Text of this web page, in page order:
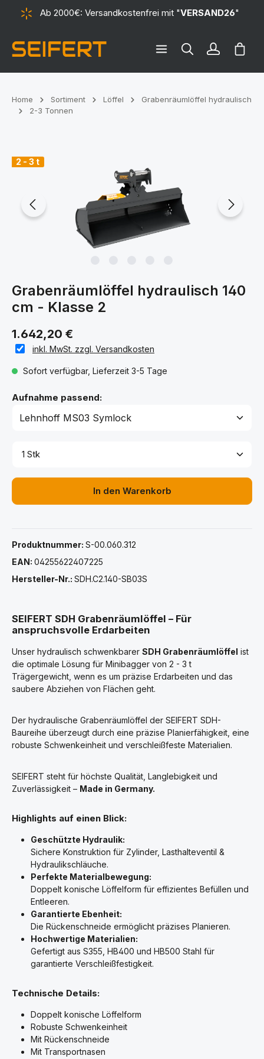
springenAb 2000€: Versandkostenfrei mit "VERSAND26"
Home Sortiment Löffel
Grabenräumlöffel hydraulisch
2-3 Tonnen
2 - 3 t
Grabenräumlöffel hydraulisch 140
cm - Klasse 2
1.642,20 €
inkl. MwSt. zzgl. Versandkosten
Sofort verfügbar, Lieferzeit 3-5 Tage
Aufnahme passend:auswählen
Produkt Anzahl: Gib den gewünschten Wert ein
In den Warenkorb
Produktnummer: S-00.060.312
EAN: 04255622407225
Hersteller-Nr.: SDH.C2.140-SB03S
SEIFERT SDH Grabenräumlöffel – Für
anspruchsvolle Erdarbeiten
Unser hydraulisch schwenkbarer SDH Grabenräumlöffel ist
die optimale Lösung für Minibagger von 2 - 3 t
Trägergewicht, wenn es um präzise Erdarbeiten und das
saubere Abziehen von Flächen geht.
Der hydraulische Grabenräumlöffel der SEIFERT SDH-
Baureihe überzeugt durch eine präzise Planierfähigkeit, eine
robuste Schwenkeinheit und verschleißfeste Materialien.
SEIFERT steht für höchste Qualität, Langlebigkeit und
Zuverlässigkeit – Made in Germany.
Highlights auf einen Blick:
Geschützte Hydraulik:
Sichere Konstruktion für Zylinder, Lasthalteventil &
Hydraulikschläuche.
Perfekte Materialbewegung:
Doppelt konische Löffelform für effizientes Befüllen und
Entleeren.
Garantierte Ebenheit:
Die Rückenschneide ermöglicht präzises Planieren.
Hochwertige Materialien:
Gefertigt aus S355, HB400 und HB500 Stahl für
garantierte Verschleißfestigkeit.
Technische Details:
Doppelt konische Löffelform
Robuste Schwenkeinheit
Mit Rückenschneide
Mit Transportnasen